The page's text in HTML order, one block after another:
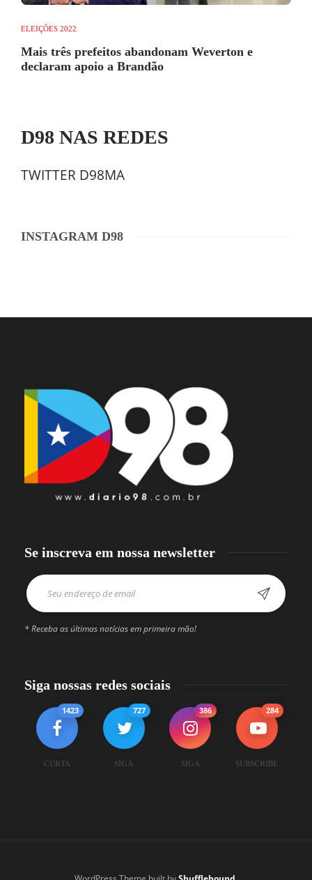
ELEIÇÕES 2022
Mais três prefeitos abandonam Weverton e
declaram apoio a Brandão
D98 NAS REDES
TWITTER D98MA
INSTAGRAM D98
Se inscreva em nossa newsletter
* Receba as últimas notícias em primeira mão!
Siga nossas redes sociais
1423
CURTA
727
SIGA
386
SIGA
284
SUBSCRIBE